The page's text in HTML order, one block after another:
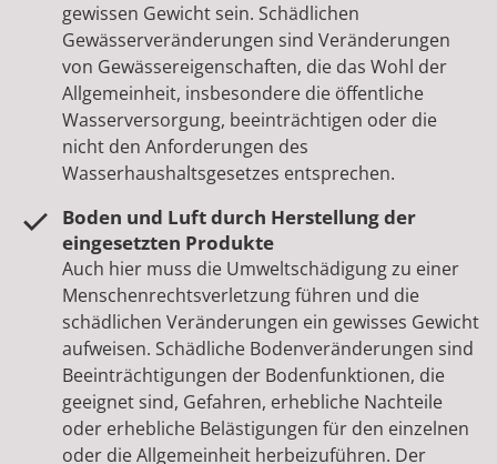
gewissen Gewicht sein. Schädlichen
Gewässerveränderungen sind Veränderungen
von Gewässereigenschaften, die das Wohl der
Allgemeinheit, insbesondere die öffentliche
Wasserversorgung, beeinträchtigen oder die
nicht den Anforderungen des
Wasserhaushaltsgesetzes entsprechen.
Boden und Luft durch Herstellung der
eingesetzten Produkte
Auch hier muss die Umweltschädigung zu einer
Menschenrechtsverletzung führen und die
schädlichen Veränderungen ein gewisses Gewicht
aufweisen. Schädliche Bodenveränderungen sind
Beeinträchtigungen der Bodenfunktionen, die
geeignet sind, Gefahren, erhebliche Nachteile
oder erhebliche Belästigungen für den einzelnen
oder die Allgemeinheit herbeizuführen. Der